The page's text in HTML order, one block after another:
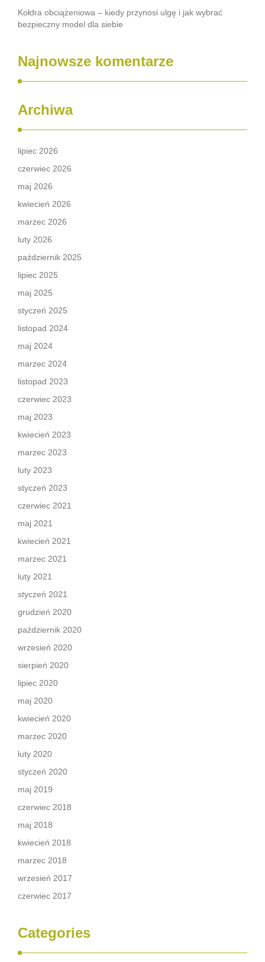
Kołdra obciążeniowa – kiedy przynosi ulgę i jak wybrać
bezpieczny model dla siebie
Najnowsze komentarze
Archiwa
lipiec 2026
czerwiec 2026
maj 2026
kwiecień 2026
marzec 2026
luty 2026
październik 2025
lipiec 2025
maj 2025
styczeń 2025
listopad 2024
maj 2024
marzec 2024
listopad 2023
czerwiec 2023
maj 2023
kwiecień 2023
marzec 2023
luty 2023
styczeń 2023
czerwiec 2021
maj 2021
kwiecień 2021
marzec 2021
luty 2021
styczeń 2021
grudzień 2020
październik 2020
wrzesień 2020
sierpień 2020
lipiec 2020
maj 2020
kwiecień 2020
marzec 2020
luty 2020
styczeń 2020
maj 2019
czerwiec 2018
maj 2018
kwiecień 2018
marzec 2018
wrzesień 2017
czerwiec 2017
Categories